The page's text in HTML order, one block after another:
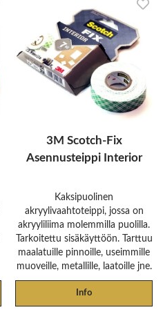
3M Scotch-Fix
Asennusteippi Interior
Kaksipuolinen
akryylivaahtoteippi, jossa on
akryyliliima molemmilla puolilla.
Tarkoitettu sisäkäyttöön. Tarttuu
maalatuille pinnoille, useimmille
muoveille, metallille, laatoille jne.
Info